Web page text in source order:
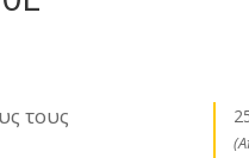
τους